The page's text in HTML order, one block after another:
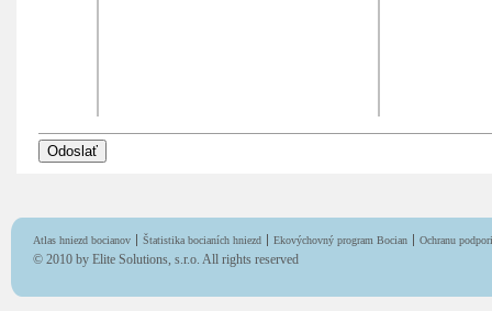
Atlas hniezd bocianov Štatistika bocianích hniezd Ekovýchovný program Bocian Ochranu
© 2010 by Elite Solutions, s.r.o. All rights reserved